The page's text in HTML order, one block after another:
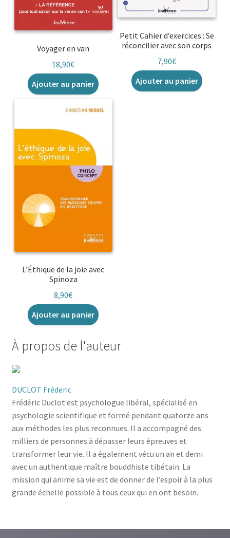
Voyager en van
18,90€
Ajouter au panier
Petit Cahier d’exercices : Se
réconcilier avec son corps
7,90€
Ajouter au panier
L’Éthique de la joie avec
Spinoza
8,90€
Ajouter au panier
À propos de l'auteur
DUCLOT Fréderic
Frédéric Duclot est psychologue libéral, spécialisé en
psychologie scientifique et formé pendant quatorze ans
aux méthodes les plus reconnues. Il a accompagné des
milliers de personnes à dépasser leurs épreuves et
transformer leur vie. Il a également vécu un an et demi
avec un authentique maître bouddhiste tibétain. La
mission qui anime sa vie est de donner de l’espoir à la plus
grande échelle possible à tous ceux qui en ont besoin.